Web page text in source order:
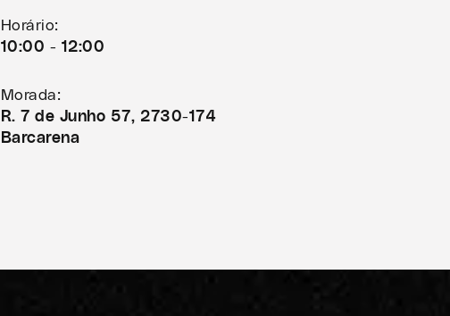
Horário:
10:00 - 12:00
Morada:
R. 7 de Junho 57, 2730-174
Barcarena